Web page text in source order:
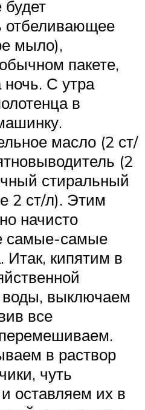
отбеливающее
мыло),
пакете,
С утра
в
масло (2 ст/
(2
стиральный
2 ст/л). Этим
начисто
самые-самые
Итак, кипятим в
выключаем
все
в раствор
чуть
оставляем их в